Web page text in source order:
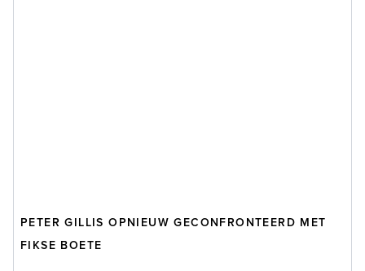
PETER GILLIS OPNIEUW GECONFRONTEERD MET
FIKSE BOETE